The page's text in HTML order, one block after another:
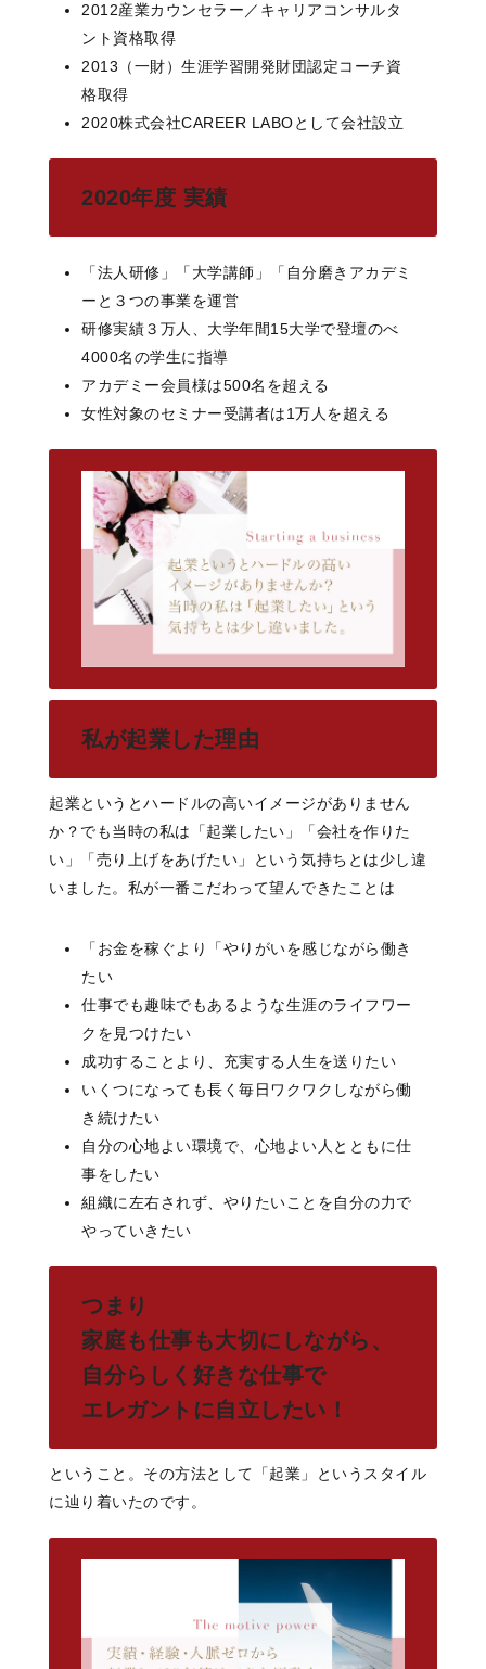
2012産業カウンセラー／キャリアコンサルタ
ント資格取得
2013 （一財）生涯学習開発財団認定コーチ資
格取得
2020株式会社CAREER LABOとして会社設立
2020年度 実績
「法人研修」「大学講師」「自分磨きアカデミ
ーと３つの事業を運営
研修実績３万人、大学年間15大学で登壇のべ
4000名の学生に指導
アカデミー会員様は500名を超える
女性対象のセミナー受講者は1万人を超える
私が起業した理由
起業というとハードルの高いイメージがありません
か？でも当時の私は「起業したい」「会社を作りた
い」「売り上げをあげたい」という気持ちとは少し違
いました。私が一番こだわって望んできたことは
「お金を稼ぐより「やりがいを感じながら働き
たい
仕事でも趣味でもあるような生涯のライフワー
クを見つけたい
成功することより、充実する人生を送りたい
いくつになっても長く毎日ワクワクしながら働
き続けたい
自分の心地よい環境で、心地よい人とともに仕
事をしたい
組織に左右されず、やりたいことを自分の力で
やっていきたい
つまり
家庭も仕事も大切にしながら、
自分らしく好きな仕事で
エレガントに自立したい！
ということ。その方法として「起業」というスタイル
に辿り着いたのです。